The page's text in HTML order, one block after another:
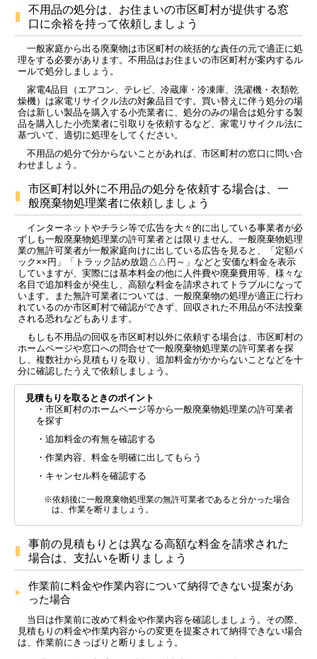
不用品の処分は、お住まいの市区町村が提供する窓
口に余裕を持って依頼しましょう
一般家庭から出る廃棄物は市区町村の統括的な責任の元で適正に処
理をする必要があります。不用品はお住まいの市区町村が案内するル
ールで処分しましょう。
家電4品目（エアコン、テレビ、冷蔵庫・冷凍庫、洗濯機・衣類乾
燥機）は家電リサイクル法の対象品目です。買い替えに伴う処分の場
合は新しい製品を購入する小売業者に、処分のみの場合は処分する製
品を購入した小売業者に引取りを依頼するなど、家電リサイクル法に
基づいて、適切に処理をしてください。
不用品の処分で分からないことがあれば、市区町村の窓口に問い合
わせましょう。
市区町村以外に不用品の処分を依頼する場合は、一
般廃棄物処理業者に依頼しましょう
インターネットやチラシ等で広告を大々的に出している事業者が必
ずしも一般廃棄物処理業の許可業者とは限りません。一般廃棄物処理
業の無許可業者が一般家庭向けに出している広告を見ると、「定額パ
ック××円」「トラック詰め放題△△円～」などと安価な料金を表示
していますが、実際には基本料金の他に人件費や廃棄費用等、様々な
名目で追加料金が発生し、高額な料金を請求されてトラブルになって
います。また無許可業者については、一般廃棄物の処理が適正に行わ
れているのか市区町村で確認ができず、回収された不用品が不法投棄
される恐れなどもあります。
もしも不用品の回収を市区町村以外に依頼する場合は、市区町村の
ホームページや窓口への問合せで一般廃棄物処理業の許可業者を探
し、複数社から見積もりを取り、追加料金がかからないことなどを十
分に確認したうえで依頼しましょう。
見積もりを取るときのポイント
・市区町村のホームページ等から一般廃棄物処理業の許可業者
を探す
・追加料金の有無を確認する
・作業内容、料金を明確に出してもらう
・キャンセル料を確認する
※依頼後に一般廃棄物処理業の無許可業者であると分かった場合
は、作業を断りましょう。
事前の見積もりとは異なる高額な料金を請求された
場合は、支払いを断りましょう
作業前に料金や作業内容について納得できない提案があ
った場合
当日は作業前に改めて料金や作業内容を確認しましょう。その際、
見積もりの料金や作業内容からの変更を提案されて納得できない場合
は、作業前にきっぱりと断りましょう。